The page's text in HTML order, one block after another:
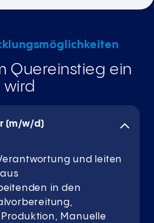
Quereinstieg ein
(m/w/d)
und leiten
in den
Manuelle